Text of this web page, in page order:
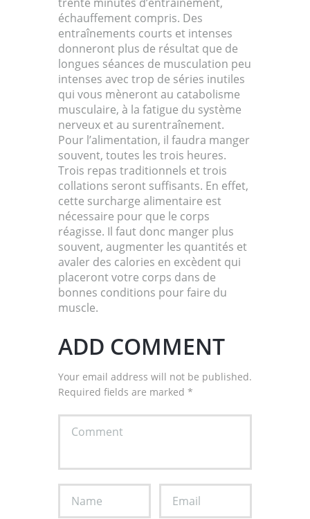
échauffement compris. Des
entraînements courts et intenses
donneront plus de résultat que de
longues séances de musculation peu
intenses avec trop de séries inutiles
qui vous mèneront au catabolisme
musculaire, à la fatigue du système
nerveux et au surentraînement.
Pour l’alimentation, il faudra manger
souvent, toutes les trois heures.
Trois repas traditionnels et trois
collations seront suffisants. En effet,
cette surcharge alimentaire est
nécessaire pour que le corps
réagisse. Il faut donc manger plus
souvent, augmenter les quantités et
avaler des calories en excèdent qui
placeront votre corps dans de
bonnes conditions pour faire du
muscle.
ADD COMMENT
Your email address will not be published.
Required fields are marked *